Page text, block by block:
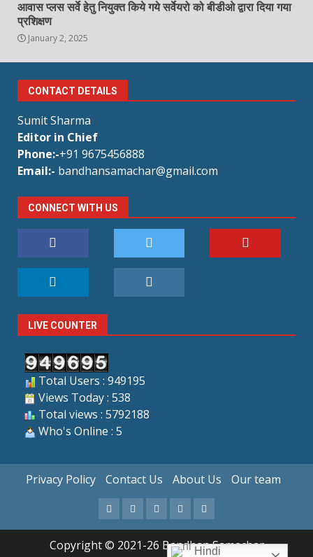
आवास प्लस सर्वे हेतु नियुक्त किये गये सर्वेयरो को बीडीओ द्वारा दिया गया
प्रशिक्षण
January 2, 2025
CONTACT DETAILS
Sumit Sharma
Editor in Chief
Phone:-+91 9675456888
Email:- bandhansamachar@gmail.com
CONNECT WITH US
LIVE COUNTER
Total Users : 949195
Views Today : 538
Total views : 5792188
Who's Online : 5
Privacy Policy Contact Us About Us Our team
Facebook
X YoutubeLinkedInInstagram
Copyright © 2021-26 Bandhan Samachar
Hindi